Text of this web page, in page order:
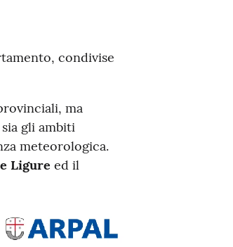
condivise
ma
gli ambiti
meteorologica.
Ligure ed il